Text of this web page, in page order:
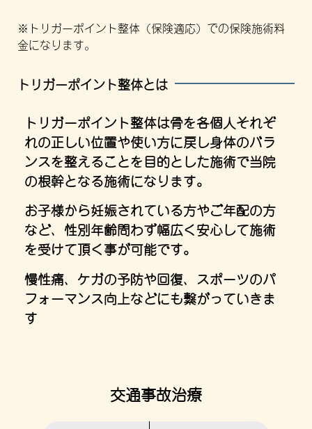
※トリガーポイント整体（保険適応）での保険施術料
金になります。
トリガーポイント整体とは
トリガーポイント整体は骨を各個人それぞ
れの正しい位置や使い方に戻し身体のバラ
ンスを整えることを目的とした施術で当院
の根幹となる施術になります。
お子様から妊娠されている方やご年配の方
など、性別年齢問わず幅広く安心して施術
を受けて頂く事が可能です。
慢性痛、ケガの予防や回復、スポーツのパ
フォーマンス向上などにも繋がっていきま
す
交通事故治療